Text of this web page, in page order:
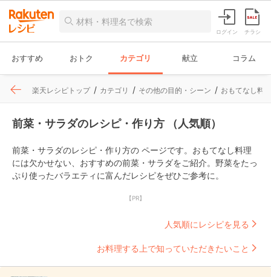
ログイン チラシ
おすすめ おトク カテゴリ 献立 コラム
楽天レシピトップ カテゴリ その他の目的・シーン おもてなし料理
前菜・サラダのレシピ・作り方 （人気順）
前菜・サラダのレシピ・作り方の ページです。おもてなし料理
には欠かせない、おすすめの前菜・サラダをご紹介。野菜をたっ
ぷり使ったバラエティに富んだレシピをぜひご参考に。
【PR】
人気順にレシピを見る
お料理する上で知っていただきたいこと